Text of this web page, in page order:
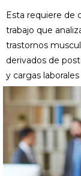
Esta requiere de
trabajo que
trastornos
derivados de
y cargas laborales